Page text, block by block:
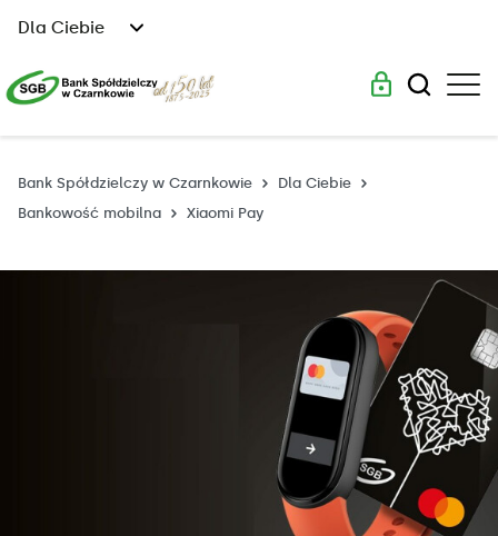
Dla Ciebie
Bank Spółdzielczy w Czarnkowie
Dla Ciebie
Bankowość mobilna
Xiaomi Pay